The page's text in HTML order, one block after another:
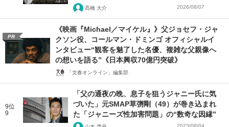
髙橋 大介 2026/08/07
PR
《映画『Michael／マイケル』》父ジョセフ・ジャ
クソン役、コールマン・ドミンゴ オフィシャルイ
ンタビュー“観客を魅了した名優、複雑な父親像へ
の想いを語る”《日本興収70億円突破》
「文春オンライン」編集部
9位
9
「父の通夜の晩、息子を狙うジャニー氏に気
づいた」元SMAP草彅剛（49）が巻き込まれ
た「ジャニーズ性加害問題」の“数奇な因縁”
2023/08/04